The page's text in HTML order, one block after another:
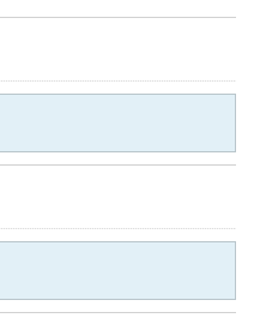
がなされないよう、適
合に生じる結果＞
、それに対応した当社